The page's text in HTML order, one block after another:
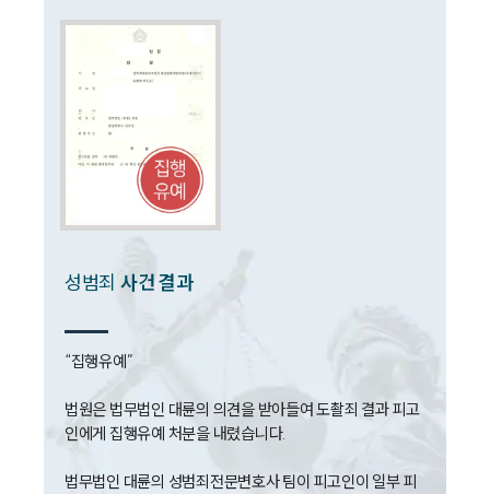
업무분야
성범죄대응부 업무
구성원 소개
성범죄전문변호사
법률 블로그
법률서식
뉴스레터/브로슈어
세미나
성범죄 사건 결과
“집행유예”
법원은 법무법인 대륜의 의견을 받아들여 도촬죄 결과 피고
인에게 집행유예 처분을 내렸습니다.
법무법인 대륜의 성범죄전문변호사 팀이 피고인이 일부 피